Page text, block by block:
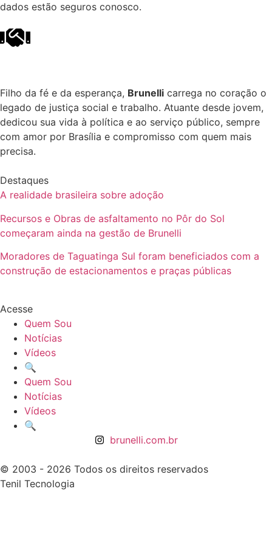
dados estão seguros conosco.
Filho da fé e da esperança, Brunelli carrega no coração o
legado de justiça social e trabalho. Atuante desde jovem,
dedicou sua vida à política e ao serviço público, sempre
com amor por Brasília e compromisso com quem mais
precisa.
Destaques
A realidade brasileira sobre adoção
Recursos e Obras de asfaltamento no Pôr do Sol
começaram ainda na gestão de Brunelli
Moradores de Taguatinga Sul foram beneficiados com a
construção de estacionamentos e praças públicas
Acesse
Quem Sou
Notícias
Vídeos
🔍
Quem Sou
Notícias
Vídeos
🔍
brunelli.com.br
© 2003 - 2026 Todos os direitos reservados
Tenil Tecnologia